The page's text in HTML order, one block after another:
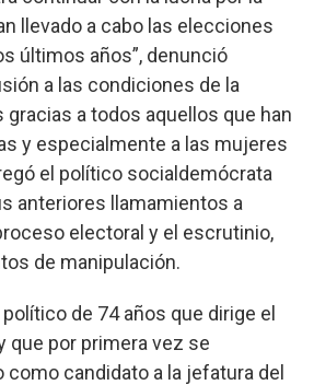
llevado a cabo las elecciones
últimos años”, denunció
a las condiciones de la
gracias a todos aquellos que han
y especialmente a las mujeres
el político socialdemócrata
anteriores llamamientos a
electoral y el escrutinio,
de manipulación.
de 74 años que dirige el
que por primera vez se
candidato a la jefatura del